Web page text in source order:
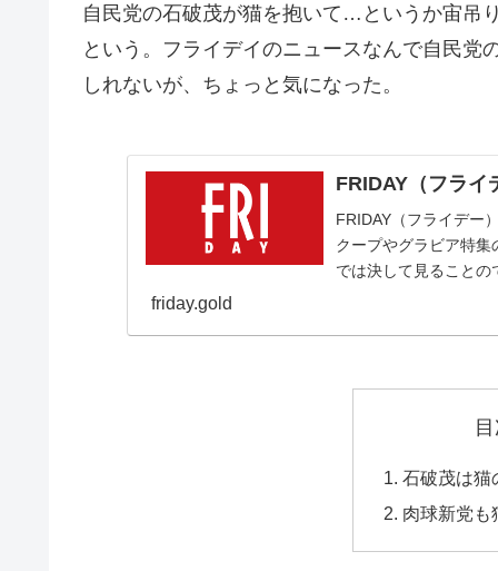
自民党の石破茂が猫を抱いて…というか宙吊
という。フライデイのニュースなんで自民党
しれないが、ちょっと気になった。
FRIDAY（フライ
FRIDAY（フライデー
クープやグラビア特
では決して見ること
friday.gold
石破茂は猫
肉球新党も